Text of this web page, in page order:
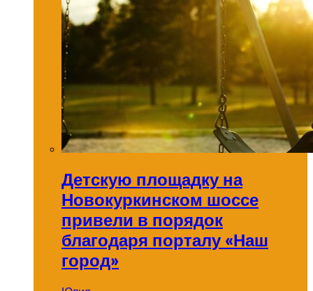
Детскую площадку на
Новокуркинском шоссе
привели в порядок
благодаря порталу «Наш
город»